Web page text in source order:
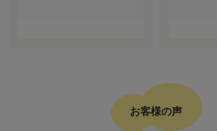
お客様の声